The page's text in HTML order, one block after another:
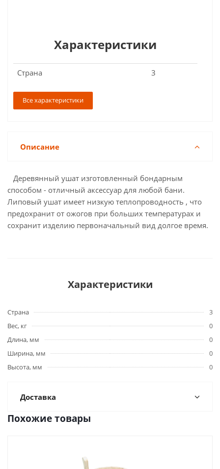
Характеристики
Страна 3
Все характеристики
Описание
Деревянный ушат изготовленный бондарным
способом - отличный аксессуар для любой бани.
Липовый ушат имеет низкую теплопроводность , что
предохранит от ожогов при больших температурах и
сохранит изделию первоначальный вид долгое время.
Характеристики
Страна
3
Вес, кг
0
Длина, мм
0
Ширина, мм
0
Высота, мм
0
Доставка
Похожие товары